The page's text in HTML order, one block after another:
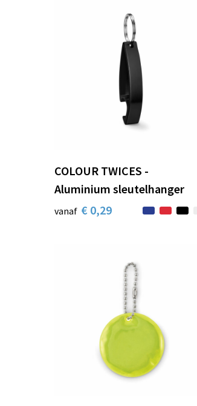
COLOUR TWICES -
Aluminium sleutelhanger
vanaf € 0,29